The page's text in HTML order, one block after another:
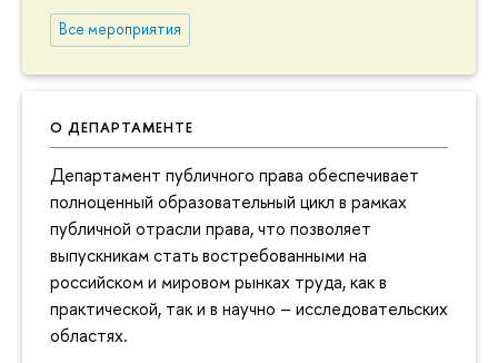
Все мероприятия
О ДЕПАРТАМЕНТЕ
Департамент публичного права обеспечивает
полноценный образовательный цикл в рамках
публичной отрасли права, что позволяет
выпускникам стать востребованными на
российском и мировом рынках труда, как в
практической, так и в научно – исследовательских
областях.